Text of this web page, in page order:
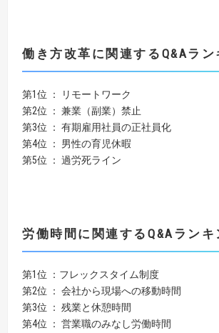
働き方改革に関連する Q&Aラン
第1位 ： リモートワーク
第2位 ： 兼業（副業）禁止
第3位 ： 有期雇用社員の正社員化
第4位 ： 男性の育児休暇
第5位 ： 過労死ライン
労働時間に関連する Q&A ランキ
第1位 ：フレックスタイム制度
第2位 ： 会社から現場への移動時間
第3位 ： 残業と休憩時間
第4位 ： 営業職のみなし労働時間